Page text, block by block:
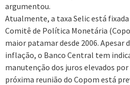
argumentou.
Atualmente, a taxa Selic está
Comitê de Política Monetária
maior patamar desde 2006. Apesar
inflação, o Banco Central tem
manutenção dos juros elevados
próxima reunião do Copom está